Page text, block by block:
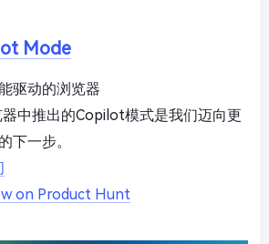
Mode
驱动的浏览器
器中推出的Copilot模式是我们迈向更
下一步。
on Product Hunt